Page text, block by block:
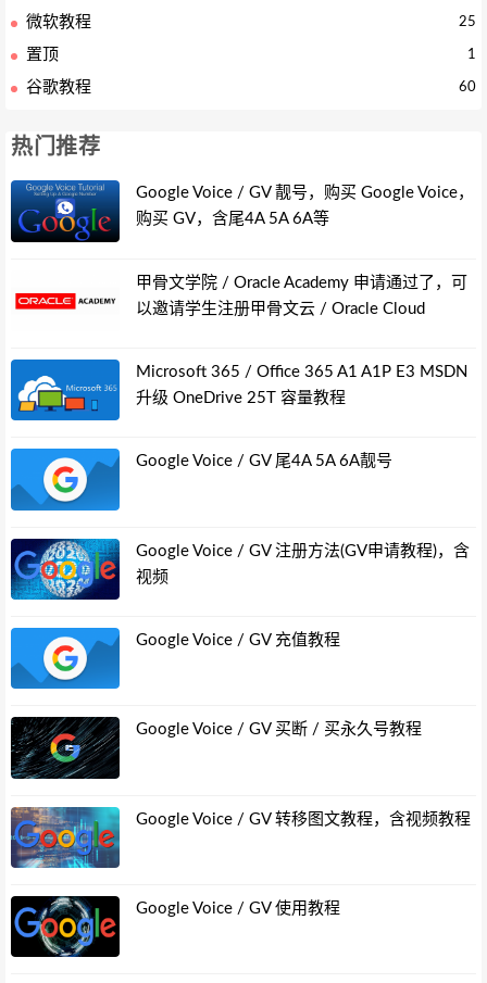
微软教程 25
置顶 1
谷歌教程 60
热门推荐
Google Voice / GV 靓号，购买 Google Voice，
购买 GV，含尾4A 5A 6A等
甲骨文学院 / Oracle Academy 申请通过了，可
以邀请学生注册甲骨文云 / Oracle Cloud
Microsoft 365 / Office 365 A1 A1P E3 MSDN
升级 OneDrive 25T 容量教程
Google Voice / GV 尾4A 5A 6A靓号
Google Voice / GV 注册方法(GV申请教程)，含
视频
Google Voice / GV 充值教程
Google Voice / GV 买断 / 买永久号教程
Google Voice / GV 转移图文教程，含视频教程
Google Voice / GV 使用教程